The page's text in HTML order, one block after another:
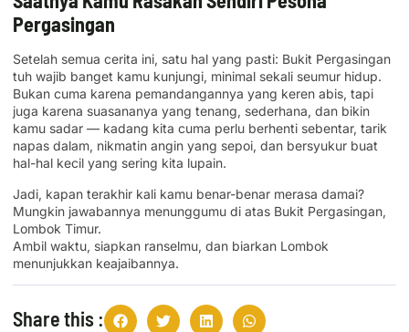
Pergasingan
Setelah semua cerita ini, satu hal yang pasti: Bukit Pergasingan
tuh wajib banget kamu kunjungi, minimal sekali seumur hidup.
Bukan cuma karena pemandangannya yang keren abis, tapi
juga karena suasananya yang tenang, sederhana, dan bikin
kamu sadar — kadang kita cuma perlu berhenti sebentar, tarik
napas dalam, nikmatin angin yang sepoi, dan bersyukur buat
hal-hal kecil yang sering kita lupain.
Jadi, kapan terakhir kali kamu benar-benar merasa damai?
Mungkin jawabannya menunggumu di atas Bukit Pergasingan,
Lombok Timur.
Ambil waktu, siapkan ranselmu, dan biarkan Lombok
menunjukkan keajaibannya.
Share this :